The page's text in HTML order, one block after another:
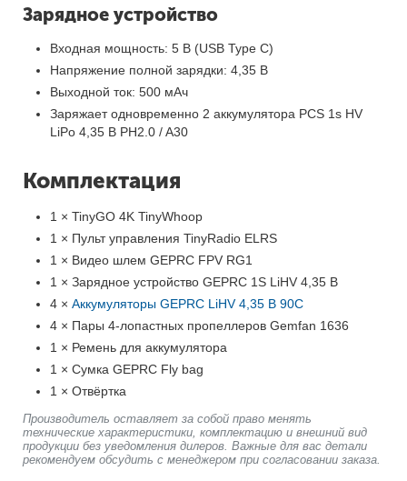
Зарядное устройство
Входная мощность: 5 В (USB Type С)
Напряжение полной зарядки: 4,35 В
Выходной ток: 500 мАч
Заряжает одновременно 2 аккумулятора PCS 1s HV
LiPo 4,35 В PH2.0 / A30
Комплектация
1 × TinyGO 4K TinyWhoop
1 × Пульт управления TinyRadio ELRS
1 × Видео шлем GEPRC FPV RG1
1 × Зарядное устройство GEPRC 1S LiHV 4,35 В
4 × Аккумуляторы GEPRC LiHV 4,35 В 90C
4 × Пары 4-лопастных пропеллеров Gemfan 1636
1 × Ремень для аккумулятора
1 × Сумка GEPRC Fly bag
1 × Отвёртка
Производитель оставляет за собой право менять
технические характеристики, комплектацию и внешний вид
продукции без уведомления дилеров. Важные для вас детали
рекомендуем обсудить с менеджером при согласовании заказа.